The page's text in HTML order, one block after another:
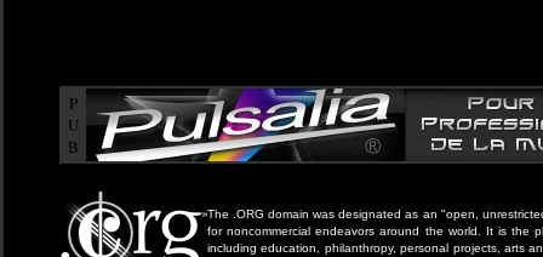
P
U
B
The .ORG domain was designated as an "open,
for noncommercial endeavors around the world. It is the
including education, philanthropy, personal projects, arts